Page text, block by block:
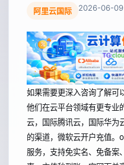
阿里云国际 2026-06-
如果需要更深入咨询了解可
他们在云平台领域有更专业
云，国际腾讯云，国际华为
的渠道，微软云开户充值。
服务，支持免实名、免备案